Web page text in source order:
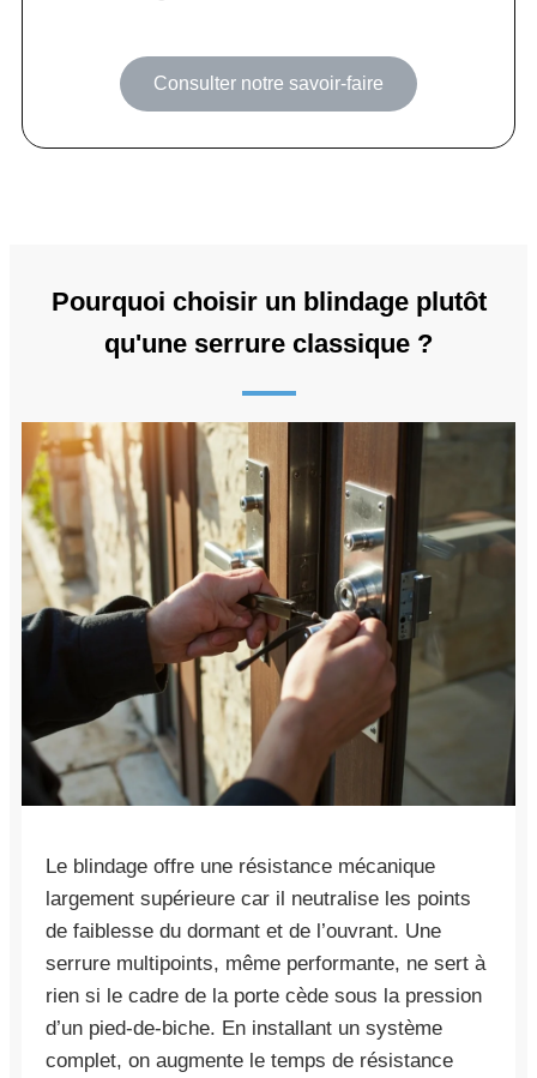
Consulter notre savoir-faire
Pourquoi choisir un blindage plutôt
qu'une serrure classique ?
Le blindage offre une résistance mécanique
largement supérieure car il neutralise les points
de faiblesse du dormant et de l’ouvrant. Une
serrure multipoints, même performante, ne sert à
rien si le cadre de la porte cède sous la pression
d’un pied-de-biche. En installant un système
complet, on augmente le temps de résistance